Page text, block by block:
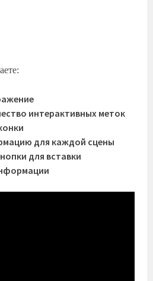
интерактивных меток
для каждой сцены
для вставки